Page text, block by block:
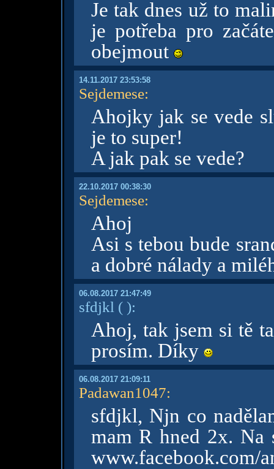
Je tak dnes už to
je potřeba pro
obejmout
14.11.2017 23:53:58
Sejdemese:
Ahojky jak se vede
je to super!
A jak pak se vede?
22.10.2017 00:38:30
Sejdemese:
Ahoj
Asi s tebou bude
a dobré nálady a
06.08.2017 21:47:49
sfdjkl ( ):
Ahoj, tak jsem si tě
prosím. Díky
06.08.2017 21:09:11
Padawan1047:
sfdjkl, Njn co
mam R hned 2x. Na
www.facebook.com/